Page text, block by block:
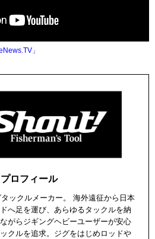
」
プロフィール
ックルメーカー。 海外遠征から日本
へ足を運び、あらゆるタックルを納
がらジギングヘビーユーザーが安心
クルを追求。ジグをはじめロッドや